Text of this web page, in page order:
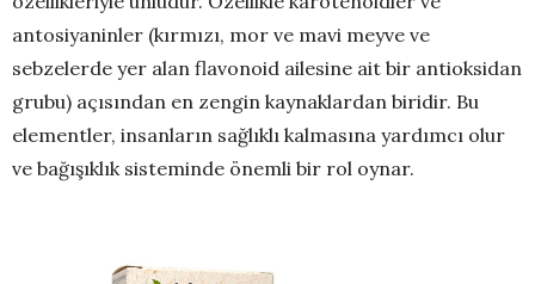
antosiyaninler (kırmızı, mor ve mavi meyve ve
sebzelerde yer alan flavonoid ailesine ait bir antioksidan
grubu) açısından en zengin kaynaklardan biridir. Bu
elementler, insanların sağlıklı kalmasına yardımcı olur
ve bağışıklık sisteminde önemli bir rol oynar.